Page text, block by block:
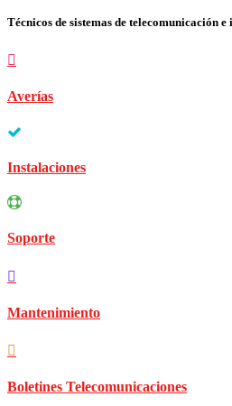
Técnicos de sistemas de telecomunicación
Averías
Instalaciones
Soporte
Mantenimiento
Boletines Telecomunicaciones